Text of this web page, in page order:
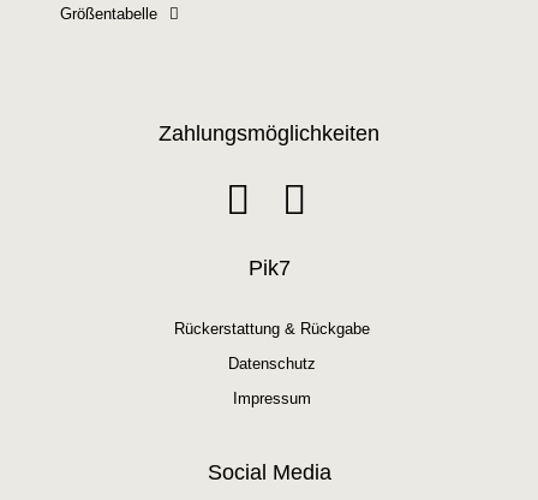
Größentabelle
Zahlungsmöglichkeiten
Pik7
Rückerstattung & Rückgabe
Datenschutz
Impressum
Social Media